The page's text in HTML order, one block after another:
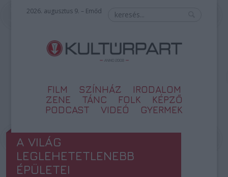
2026. augusztus 9. – Emőd
FILM SZÍNHÁZ
IRODALOM
ZENE
TÁNC FOLK
KÉPZŐ
PODCAST
VIDEÓ GYERMEK
A VILÁG
LEGLEHETETLENEBB
ÉPÜLETEI